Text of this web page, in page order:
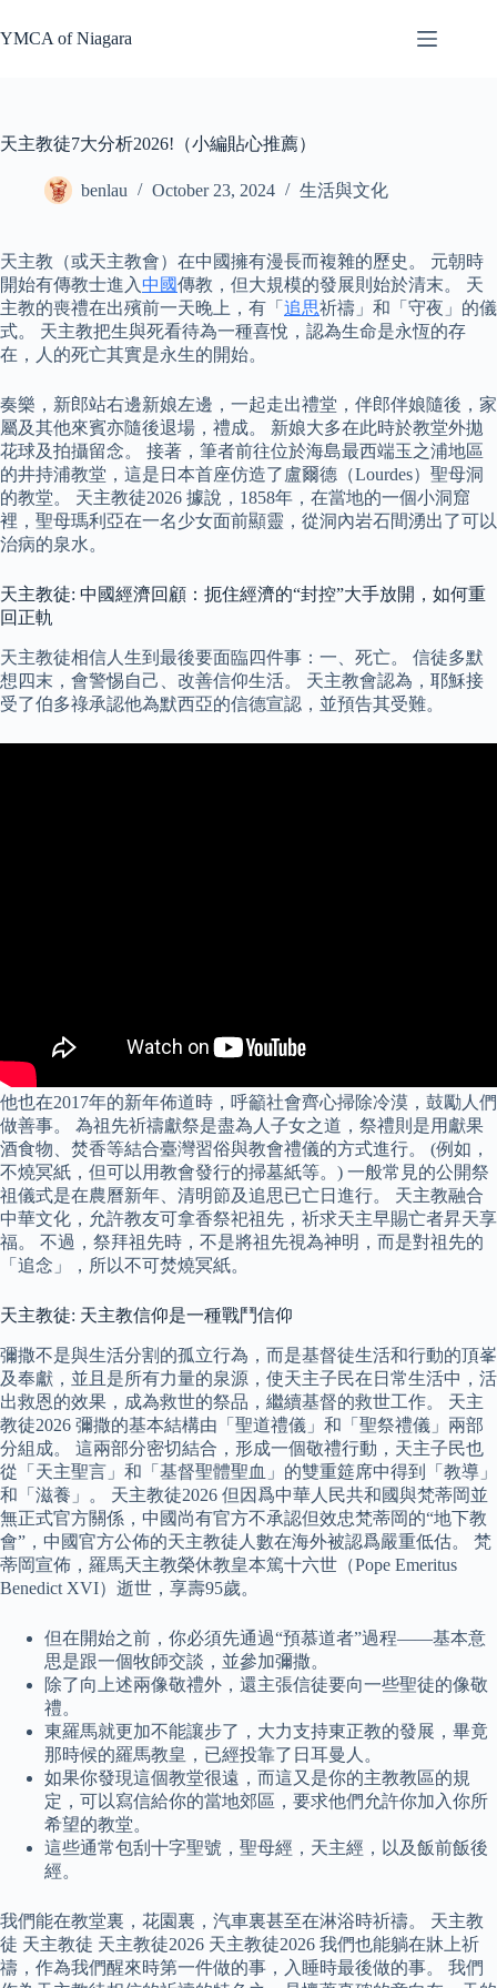
to
content
YMCA of Niagara
天主教徒7大分析2026!（小編貼心推薦）
benlau October 23, 2024 生活與文化
天主教（或天主教會）在中國擁有漫長而複雜的歷史。 元朝時
開始有傳教士進入中國傳教，但大規模的發展則始於清末。 天
主教的喪禮在出殯前一天晚上，有「 追思祈禱」和「守夜」的儀
式。 天主教把生與死看待為一種喜悅，認為生命是永恆的存
在，人的死亡其實是永生的開始。
奏樂，新郎站右邊新娘左邊，一起走出禮堂，伴郎伴娘隨後，家
屬及其他來賓亦隨後退場，禮成。 新娘大多在此時於教堂外拋
花球及拍攝留念。 接著，筆者前往位於海島最西端玉之浦地區
的井持浦教堂，這是日本首座仿造了盧爾德（Lourdes）聖母洞
的教堂。 天主教徒2026 據說，1858年，在當地的一個小洞窟
裡，聖母瑪利亞在一名少女面前顯靈，從洞內岩石間湧出了可以
治病的泉水。
天主教徒: 中國經濟回顧：扼住經濟的“封控”大手放開，如何重
回正軌
天主教徒相信人生到最後要面臨四件事：一、死亡。 信徒多默
想四末，會警惕自己、改善信仰生活。 天主教會認為，耶穌接
受了伯多祿承認他為默西亞的信德宣認，並預告其受難。
他也在2017年的新年佈道時，呼籲社會齊心掃除冷漠，鼓勵人們
做善事。 為祖先祈禱獻祭是盡為人子女之道，祭禮則是用獻果
酒食物、焚香等結合臺灣習俗與教會禮儀的方式進行。 (例如，
不燒冥紙，但可以用教會發行的掃墓紙等。) 一般常見的公開祭
祖儀式是在農曆新年、清明節及追思已亡日進行。 天主教融合
中華文化，允許教友可拿香祭祀祖先，祈求天主早賜亡者昇天享
福。 不過，祭拜祖先時，不是將祖先視為神明，而是對祖先的
「追念」，所以不可焚燒冥紙。
天主教徒: 天主教信仰是一種戰鬥信仰
彌撒不是與生活分割的孤立行為，而是基督徒生活和行動的頂峯
及奉獻，並且是所有力量的泉源，使天主子民在日常生活中，活
出救恩的效果，成為救世的祭品，繼續基督的救世工作。 天主
教徒2026 彌撒的基本結構由「聖道禮儀」和「聖祭禮儀」兩部
分組成。 這兩部分密切結合，形成一個敬禮行動，天主子民也
從「天主聖言」和「基督聖體聖血」的雙重筵席中得到「教導」
和「滋養」。 天主教徒2026 但因爲中華人民共和國與梵蒂岡並
無正式官方關係，中國尚有官方不承認但效忠梵蒂岡的“地下教
會”，中國官方公佈的天主教徒人數在海外被認爲嚴重低估。 梵
蒂岡宣佈，羅馬天主教榮休教皇本篤十六世（Pope Emeritus
Benedict XVI）逝世，享壽95歲。
但在開始之前，你必須先通過“預慕道者”過程——基本意
思是跟一個牧師交談，並參加彌撒。
除了向上述兩像敬禮外，還主張信徒要向一些聖徒的像敬
禮。
東羅馬就更加不能讓步了，大力支持東正教的發展，畢竟
那時候的羅馬教皇，已經投靠了日耳曼人。
如果你發現這個教堂很遠，而這又是你的主教教區的規
定，可以寫信給你的當地郊區，要求他們允許你加入你所
希望的教堂。
這些通常包刮十字聖號，聖母經，天主經，以及飯前飯後
經。
我們能在教堂裏，花園裏，汽車裏甚至在淋浴時祈禱。 天主教
徒 天主教徒 天主教徒2026 天主教徒2026 我們也能躺在牀上祈
禱，作為我們醒來時第一件做的事，入睡時最後做的事。 我們